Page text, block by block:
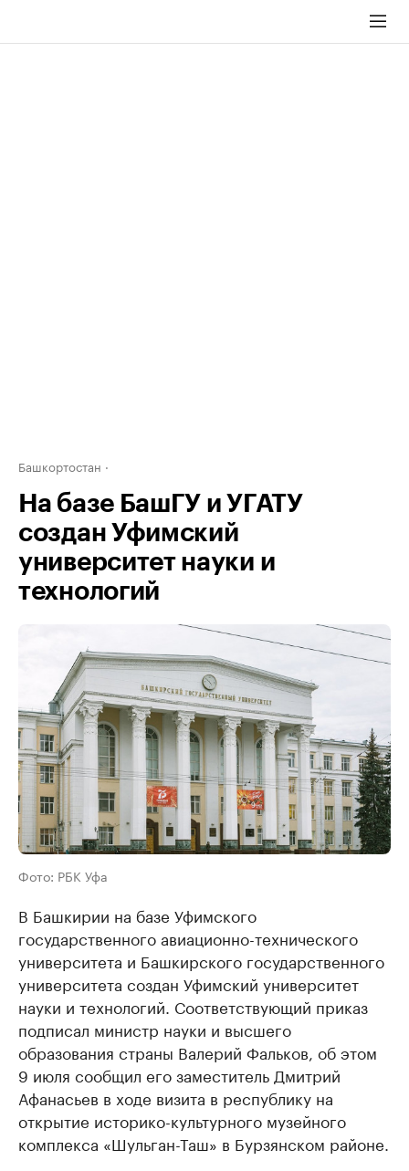
Башкортостан
На базе БашГУ и УГАТУ
создан Уфимский
университет науки и
технологий
Фото: РБК Уфа
В Башкирии на базе Уфимского
государственного авиационно-технического
университета и Башкирского государственного
университета создан Уфимский университет
науки и технологий. Соответствующий приказ
подписал министр науки и высшего
образования страны Валерий Фальков, об этом
9 июля сообщил его заместитель Дмитрий
Афанасьев в ходе визита в республику на
открытие историко-культурного музейного
комплекса «Шульган-Таш» в Бурзянском районе.